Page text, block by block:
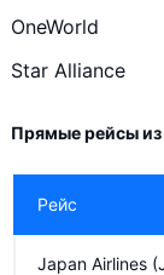
OneWorld
Star Alliance
Прямые рейсы
Рейс
Japan Airlines